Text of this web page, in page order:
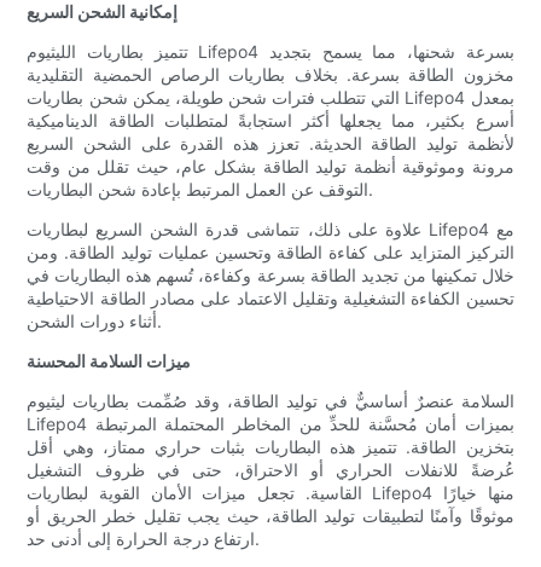
إمكانية الشحن السريع
تتميز بطاريات الليثيوم Lifepo4 بسرعة شحنها، مما يسمح بتجديد
مخزون الطاقة بسرعة. بخلاف بطاريات الرصاص الحمضية التقليدية
التي تتطلب فترات شحن طويلة، يمكن شحن بطاريات Lifepo4 بمعدل
أسرع بكثير، مما يجعلها أكثر استجابةً لمتطلبات الطاقة الديناميكية
لأنظمة توليد الطاقة الحديثة. تعزز هذه القدرة على الشحن السريع
مرونة وموثوقية أنظمة توليد الطاقة بشكل عام، حيث تقلل من وقت
التوقف عن العمل المرتبط بإعادة شحن البطاريات.
علاوة على ذلك، تتماشى قدرة الشحن السريع لبطاريات Lifepo4 مع
التركيز المتزايد على كفاءة الطاقة وتحسين عمليات توليد الطاقة. ومن
خلال تمكينها من تجديد الطاقة بسرعة وكفاءة، تُسهم هذه البطاريات في
تحسين الكفاءة التشغيلية وتقليل الاعتماد على مصادر الطاقة الاحتياطية
أثناء دورات الشحن.
ميزات السلامة المحسنة
السلامة عنصرٌ أساسيٌّ في توليد الطاقة، وقد صُمِّمت بطاريات ليثيوم
Lifepo4 بميزات أمان مُحسَّنة للحدِّ من المخاطر المحتملة المرتبطة
بتخزين الطاقة. تتميز هذه البطاريات بثبات حراري ممتاز، وهي أقل
عُرضةً للانفلات الحراري أو الاحتراق، حتى في ظروف التشغيل
القاسية. تجعل ميزات الأمان القوية لبطاريات Lifepo4 منها خيارًا
موثوقًا وآمنًا لتطبيقات توليد الطاقة، حيث يجب تقليل خطر الحريق أو
ارتفاع درجة الحرارة إلى أدنى حد.